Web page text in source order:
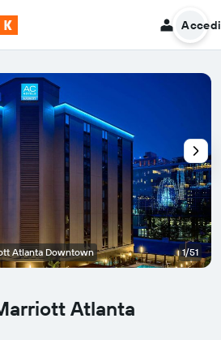
Accedi
Atlanta
Atlanta Downtown 1/51